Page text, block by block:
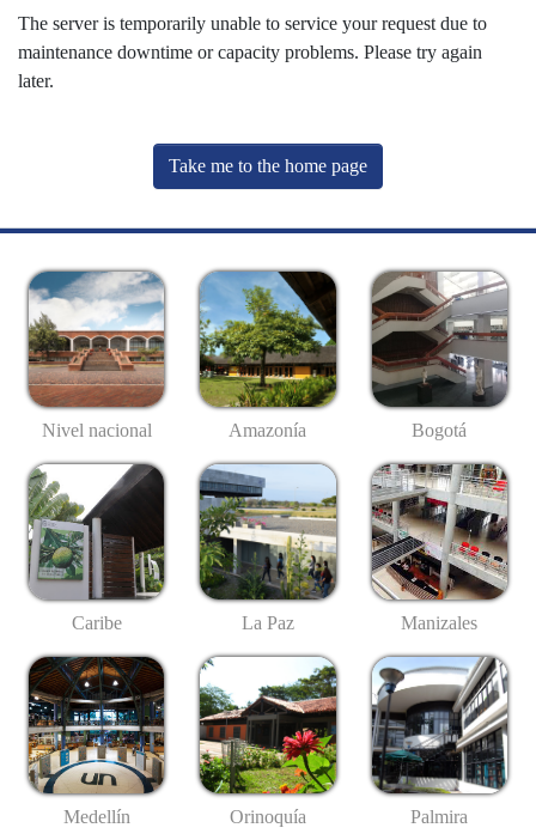
The server is temporarily unable to service your request due to
maintenance downtime or capacity problems. Please try again
later.
Take me to the home page
Nivel nacional Amazonía Bogotá
Caribe La Paz Manizales
Medellín Orinoquía Palmira